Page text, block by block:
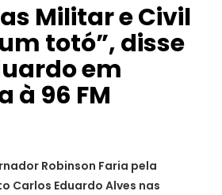
Militar e Civil
totó”, disse
em
à 96 FM
Robinson Faria pela
Carlos Eduardo Alves nas